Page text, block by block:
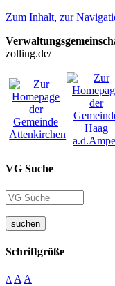
Zum Inhalt, zur
zolling.de/
VG Suche
suchen
Schriftgröße
A A A